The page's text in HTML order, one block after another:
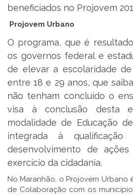
beneficiados no Projovem
Projovem Urbano
O programa, que é
os governos federal e
de elevar a escolaridade
entre 18 e 29 anos, que
não tenham concluído o
visa à conclusão desta
modalidade de Educação
integrada à
desenvolvimento de ações
exercício da cidadania.
No Maranhão, o Projovem Urbano
de Colaboração com os